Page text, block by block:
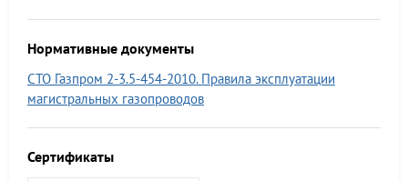
Нормативные документы
СТО Газпром 2-3.5-454-2010. Правила эксплуатации
магистральных газопроводов
Сертификаты